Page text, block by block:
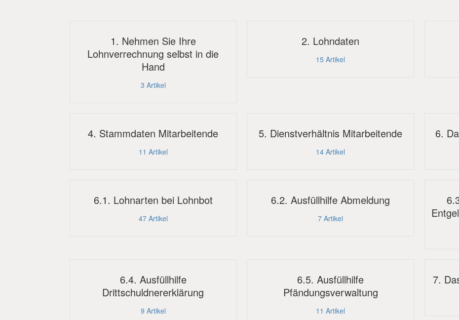
1. Nehmen Sie Ihre
Lohnverrechnung selbst in die
Hand
3 Artikel
2. Lohndaten
15 Artikel
4. Stammdaten Mitarbeitende
11 Artikel
5. Dienstverhältnis Mitarbeitende
14 Artikel
6.
6.1. Lohnarten bei Lohnbot
47Artikel
6.2. Ausfüllhilfe Abmeldung
7 Artikel
6.4. Ausfüllhilfe
Drittschuldnererklärung
9 Artikel
6.5. Ausfüllhilfe
Pfändungsverwaltung
11 Artikel
7.